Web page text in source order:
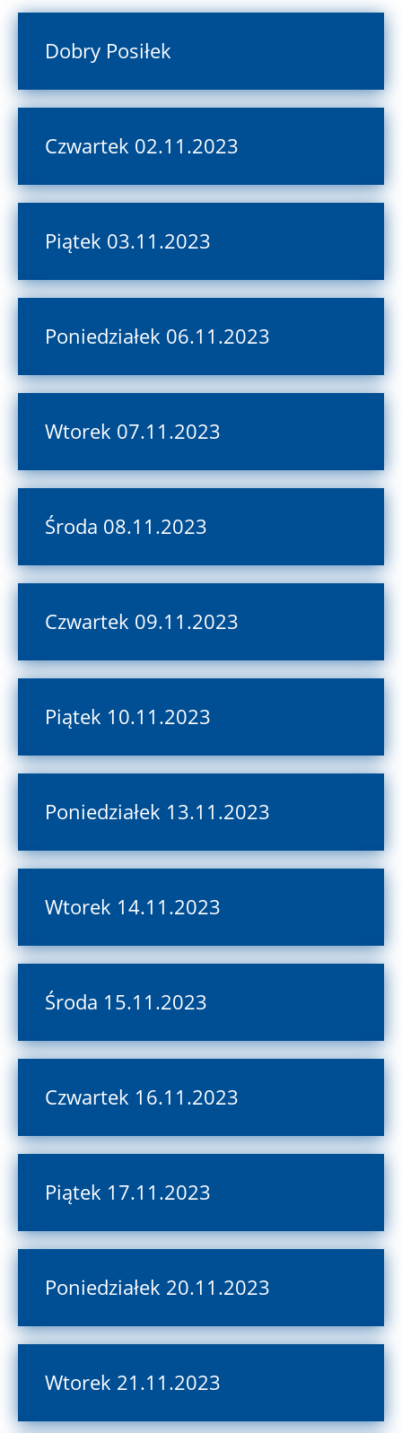
Dobry Posiłek
Czwartek 02.11.2023
Piątek 03.11.2023
Poniedziałek 06.11.2023
Wtorek 07.11.2023
Środa 08.11.2023
Czwartek 09.11.2023
Piątek 10.11.2023
Poniedziałek 13.11.2023
Wtorek 14.11.2023
Środa 15.11.2023
Czwartek 16.11.2023
Piątek 17.11.2023
Poniedziałek 20.11.2023
Wtorek 21.11.2023